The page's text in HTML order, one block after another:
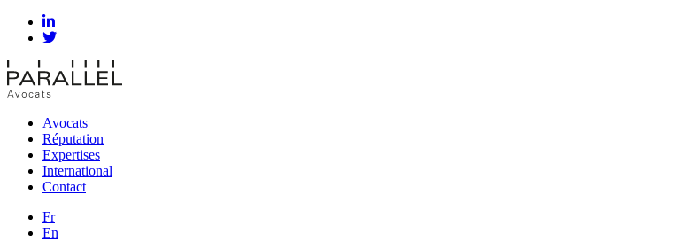
Avocats
Réputation
Expertises
International
Contact
Fr
En